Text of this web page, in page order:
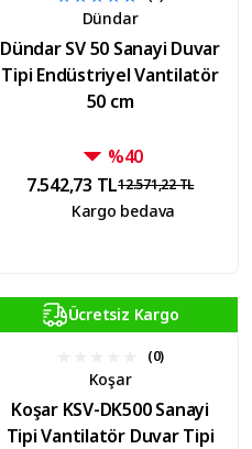
Dündar
Dündar SV 50 Sanayi Duvar
Tipi Endüstriyel Vantilatör
50 cm
%40
7.542,73 TL12.571,22 TL
Kargo bedava
Ücretsiz Kargo
(0)
Koşar
Koşar KSV-DK500 Sanayi
Tipi Vantilatör Duvar Tipi